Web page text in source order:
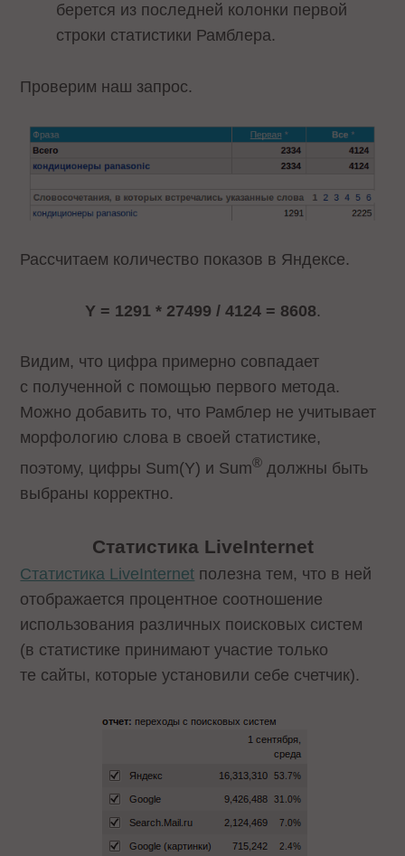
берется из последней колонки первой
строки статистики Рамблера.
Проверим наш запрос.
Рассчитаем количество показов в Яндексе.
Y = 1291 * 27499 / 4124 = 8608.
Видим, что цифра примерно совпадает
с полученной с помощью первого метода.
Можно добавить то, что Рамблер не учитывает
морфологию слова в своей статистике,
поэтому, цифры Sum(Y) и Sum® должны быть
выбраны корректно.
Статистика LiveInternet
Статистика LiveInternet полезна тем, что в ней
отображается процентное соотношение
использования различных поисковых систем
(в статистике принимают участие только
те сайты, которые установили себе счетчик).